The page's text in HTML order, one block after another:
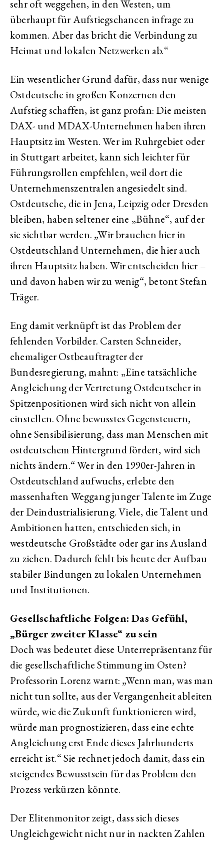
sehr oft weggehen, in den Westen, um
überhaupt für Aufstiegschancen infrage zu
kommen. Aber das bricht die Verbindung zu
Heimat und lokalen Netzwerken ab.“
Ein wesentlicher Grund dafür, dass nur wenige
Ostdeutsche in großen Konzernen den
Aufstieg schaffen, ist ganz profan: Die meisten
DAX- und MDAX-Unternehmen haben ihren
Hauptsitz im Westen. Wer im Ruhrgebiet oder
in Stuttgart arbeitet, kann sich leichter für
Führungsrollen empfehlen, weil dort die
Unternehmenszentralen angesiedelt sind.
Ostdeutsche, die in Jena, Leipzig oder Dresden
bleiben, haben seltener eine „Bühne“, auf der
sie sichtbar werden. „Wir brauchen hier in
Ostdeutschland Unternehmen, die hier auch
ihren Hauptsitz haben. Wir entscheiden hier –
und davon haben wir zu wenig“, betont Stefan
Träger.
Eng damit verknüpft ist das Problem der
fehlenden Vorbilder. Carsten Schneider,
ehemaliger Ostbeauftragter der
Bundesregierung, mahnt: „Eine tatsächliche
Angleichung der Vertretung Ostdeutscher in
Spitzenpositionen wird sich nicht von allein
einstellen. Ohne bewusstes Gegensteuern,
ohne Sensibilisierung, dass man Menschen mit
ostdeutschem Hintergrund fördert, wird sich
nichts ändern.“ Wer in den 1990er-Jahren in
Ostdeutschland aufwuchs, erlebte den
massenhaften Weggang junger Talente im Zuge
der Deindustrialisierung. Viele, die Talent und
Ambitionen hatten, entschieden sich, in
westdeutsche Großstädte oder gar ins Ausland
zu ziehen. Dadurch fehlt bis heute der Aufbau
stabiler Bindungen zu lokalen Unternehmen
und Institutionen.
Gesellschaftliche Folgen: Das Gefühl,
„Bürger zweiter Klasse“ zu sein
Doch was bedeutet diese Unterrepräsentanz für
die gesellschaftliche Stimmung im Osten?
Professorin Lorenz warnt: „Wenn man, was man
nicht tun sollte, aus der Vergangenheit ableiten
würde, wie die Zukunft funktionieren wird,
würde man prognostizieren, dass eine echte
Angleichung erst Ende dieses Jahrhunderts
erreicht ist.“ Sie rechnet jedoch damit, dass ein
steigendes Bewusstsein für das Problem den
Prozess verkürzen könnte.
Der Elitenmonitor zeigt, dass sich dieses
Ungleichgewicht nicht nur in nackten Zahlen